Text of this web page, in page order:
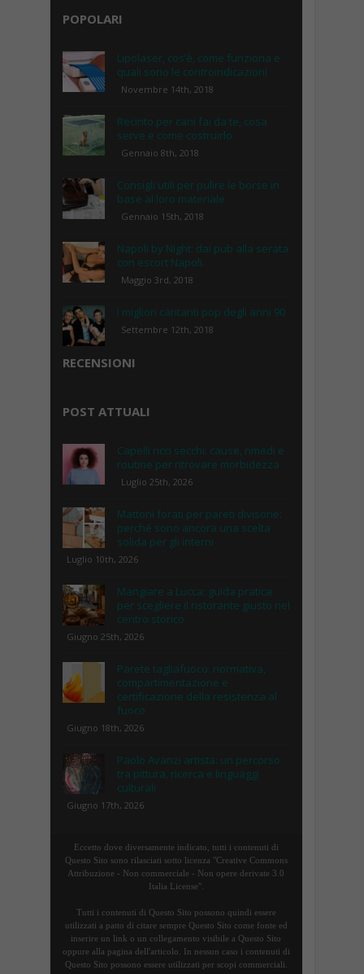
POPOLARI
Lipolaser, cos’è, come funziona e
quali sono le controindicazioni
Novembre 14th, 2018
Recinto per cani fai da te, cosa
serve e come costruirlo
Gennaio 8th, 2018
Consigli utili per pulire le borse in
base al loro materiale
Gennaio 15th, 2018
Napoli by Night: dai pub alla serata
con escort Napoli.
Maggio 3rd, 2018
I migliori cantanti pop degli anni 90
Settembre 12th, 2018
RECENSIONI
POST ATTUALI
Capelli ricci secchi: cause, rimedi e
routine per ritrovare morbidezza
Luglio 25th, 2026
Mattoni forati per pareti divisorie:
perché sono ancora una scelta
solida per gli interni
Luglio 10th, 2026
Mangiare a Lucca: guida pratica
per scegliere il ristorante giusto nel
centro storico
Giugno 25th, 2026
Parete tagliafuoco: normativa,
compartimentazione e
certificazione della resistenza al
fuoco
Giugno 18th, 2026
Paolo Avanzi artista: un percorso
tra pittura, ricerca e linguaggi
culturali
Giugno 17th, 2026
Eccetto dove diversamente indicato, tutti i contenuti di
Questo Sito sono rilasciati sotto licenza "Creative Commons
Attribuzione - Non commerciale - Non opere derivate 3.0
Italia License".
Tutti i contenuti di Questo Sito possono quindi essere
utilizzati a patto di citare sempre Questo Sito come fonte ed
inserire un link o un collegamento visibile a Questo Sito
oppure alla pagina dell'articolo. In nessun caso i contenuti di
Questo Sito possono essere utilizzati per scopi commerciali.